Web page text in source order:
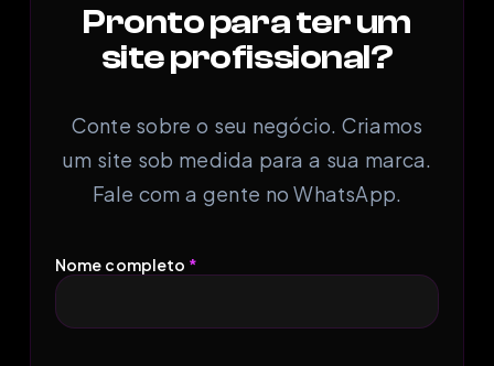
Pronto para ter um
site profissional?
Conte sobre o seu negócio. Criamos
um site sob medida para a sua marca.
Fale com a gente no WhatsApp.
Nome completo *